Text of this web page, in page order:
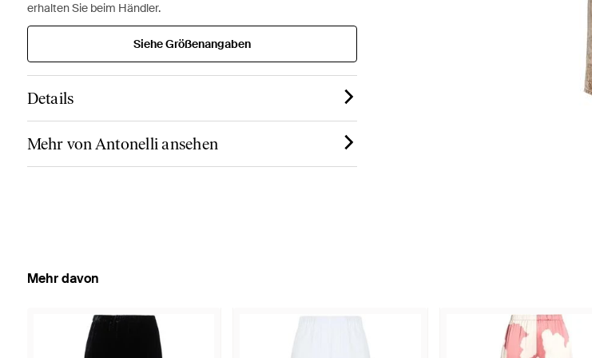
erhalten Sie beim Händler.
Siehe Größenangaben
Details
Mehr von Antonelli ansehen
Mehr davon